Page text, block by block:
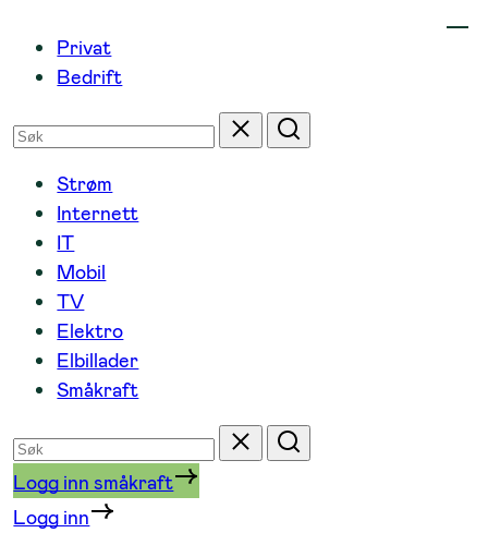
innhold
Privat
Bedrift
Søk
etter
Tilbakestill
Søk
Strøm
Internett
IT
Mobil
TV
Elektro
Elbillader
Småkraft
Søk
etter
Tilbakestill
Søk
Logg inn småkraft
Logg inn